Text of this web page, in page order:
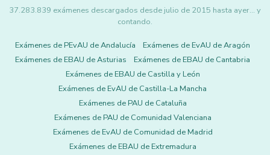
37.283.839 exámenes descargados desde julio de 2015 hasta ayer... y
contando.
Exámenes de PEvAU de Andalucía
Exámenes de EvAU de Aragón
Exámenes de EBAU de Asturias
Exámenes de EBAU de Cantabria
Exámenes de EBAU de Castilla y León
Exámenes de EvAU de Castilla-La Mancha
Exámenes de PAU de Cataluña
Exámenes de PAU de Comunidad Valenciana
Exámenes de EvAU de Comunidad de Madrid
Exámenes de EBAU de Extremadura